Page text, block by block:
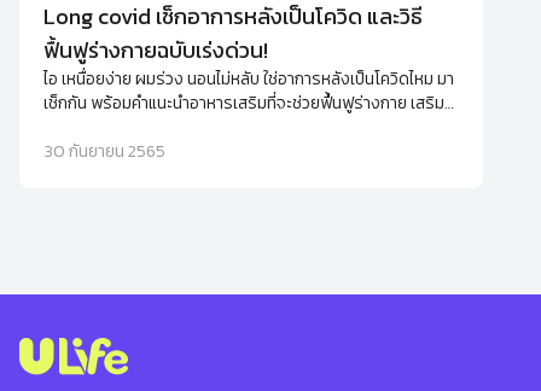
Long covid เช็กอาการหลังเป็นโควิด และวิธี
ฟื้นฟูร่างกายฉบับเร่งด่วน!
ไอ เหนื่อยง่าย ผมร่วง นอนไม่หลับ ใช่อาการหลังเป็นโควิดไหม มา
เช็กกัน พร้อมคำแนะนำอาหารเสริมที่จะช่วยฟื้นฟูร่างกาย เสริม
30 กันยายน 2565